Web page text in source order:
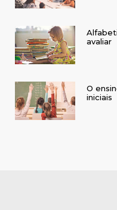
avaliar
O
iniciais